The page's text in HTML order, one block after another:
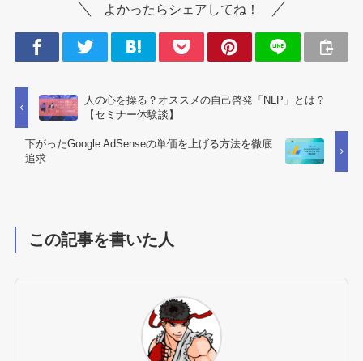
よかったらシェアしてね！
人の心を操る？オススメの自己啓発「NLP」とは？
【セミナー体験談】
下がったGoogle AdSenseの単価を上げる方法を徹底
追求
この記事を書いた人